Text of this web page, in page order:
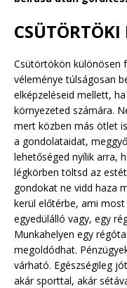
Csütörtökön különösen
véleménye túlságosan
elképzeléseid mellett,
környezeted számára.
mert közben más ötlet
a gondolataidat,
lehetőséged nyílik arra,
légkörben töltsd az
gondokat ne vidd haza
kerül előtérbe, ami
egyedülálló vagy, egy
Munkahelyen egy
megoldódhat.
várható. Egészségileg
akár sporttal, akár